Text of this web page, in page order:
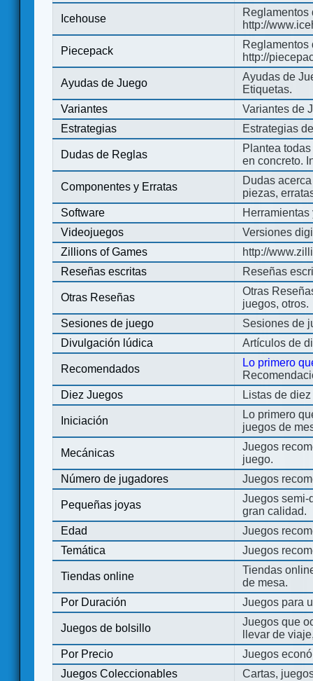
Icehouse
Reglamentos
http://
Piecepack
Reglamentos
http://
Ayudas de Juego
Ayudas de
Etiquetas.
Variantes
Variantes de
Estrategias
Estrategias
Dudas de Reglas
Plantea
en concreto.
Componentes y Erratas
Dudas
piezas,
Software
Videojuegos
Versiones
Zillions of Games
http://
Reseñas escritas
Reseñas
Otras Reseñas
Otras
juegos, otros.
Sesiones de juego
Sesiones de
Divulgación lúdica
Artículos de
Recomendados
Lo primero
Diez Juegos
Listas de
Iniciación
Lo primero
juegos de
Mecánicas
Juegos
juego.
Número de jugadores
Juegos
Pequeñas joyas
Juegos semi-
gran calidad.
Edad
Juegos
Temática
Juegos
Tiendas online
Tiendas
de mesa.
Por Duración
Juegos para
Juegos de bolsillo
Juegos que
llevar de
Por Precio
Juegos
Juegos Coleccionables
Cartas,